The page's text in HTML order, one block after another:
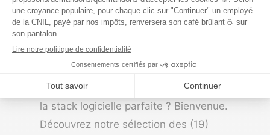
Les 19 meilleurs logiciels
pour les freelances
Vous êtes freelance et vous cherchez
la stack logicielle parfaite ? Bienvenue.
Découvrez notre sélection des (19)